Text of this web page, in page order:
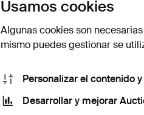
Usamos cookies
Algunas cookies son
mismo puedes gestionar se
Personalizar el contenido
Desarrollar y mejorar